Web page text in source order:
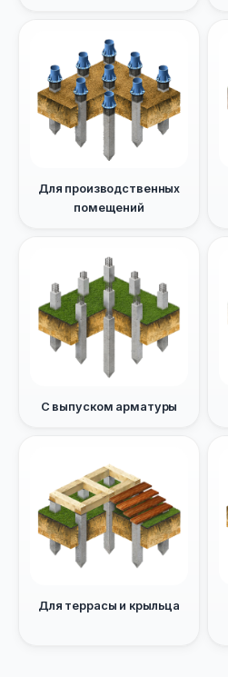
Для производственных
помещений
С выпуском арматуры
Для террасы и крыльца